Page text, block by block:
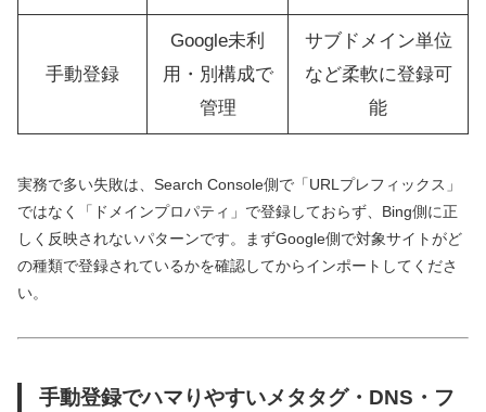
手動登録
Google未利
用・別構成で
管理
サブドメイン単位
など柔軟に登録可
能
実務で多い失敗は、Search Console側で「URLプレフィックス」
ではなく「ドメインプロパティ」で登録しておらず、Bing側に正
しく反映されないパターンです。まずGoogle側で対象サイトがど
の種類で登録されているかを確認してからインポートしてくださ
い。
手動登録でハマりやすいメタタグ・DNS・フ